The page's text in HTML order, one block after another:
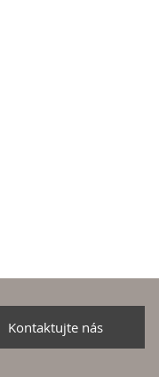
Kontaktujte nás